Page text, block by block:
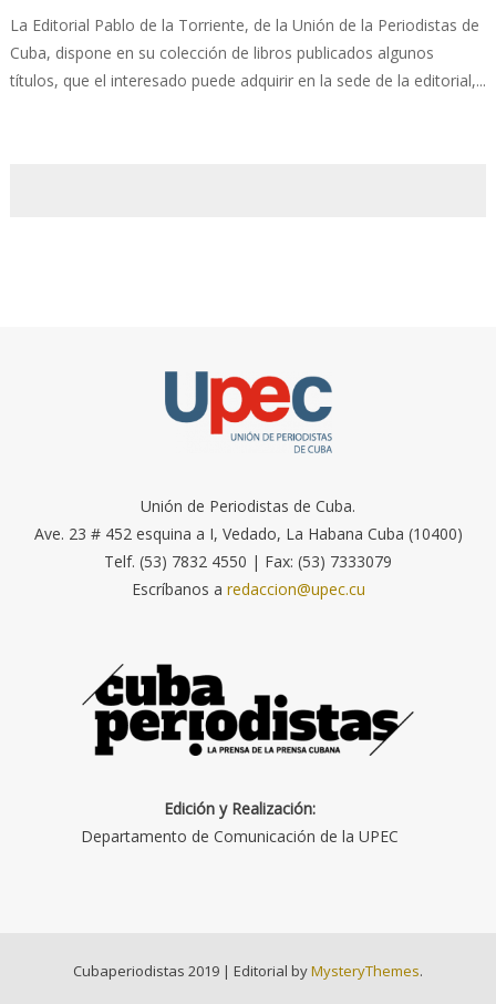
La Editorial Pablo de la Torriente, de la Unión de la Periodistas de
Cuba, dispone en su colección de libros publicados algunos
títulos, que el interesado puede adquirir en la sede de la editorial,...
Unión de Periodistas de Cuba.
Ave. 23 # 452 esquina a I, Vedado, La Habana Cuba (10400)
Telf. (53) 7832 4550 | Fax: (53) 7333079
Escríbanos a redaccion@upec.cu
Edición y Realización:
Departamento de Comunicación de la UPEC
Cubaperiodistas 2019 | Editorial byMysteryThemes.